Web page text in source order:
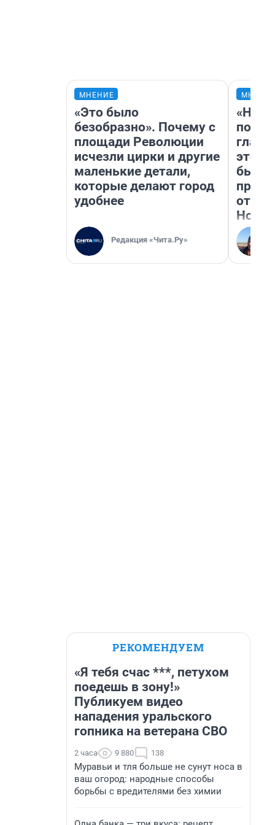
МНЕНИЕ
«Это было
безобразно». Почему с
площади Революции
исчезли цирки и другие
маленькие детали,
которые делают город
удобнее
Редакция «Чита.Ру»
этого
бьет
РЕКОМЕНДУЕМ
«Я тебя счас ***, петухом
поедешь в зону!»
Публикуем видео
нападения уральского
гопника на ветерана СВО
2 часа 9 880 138
Муравьи и тля больше не сунут носа в
ваш огород: народные способы
борьбы с вредителями без химии